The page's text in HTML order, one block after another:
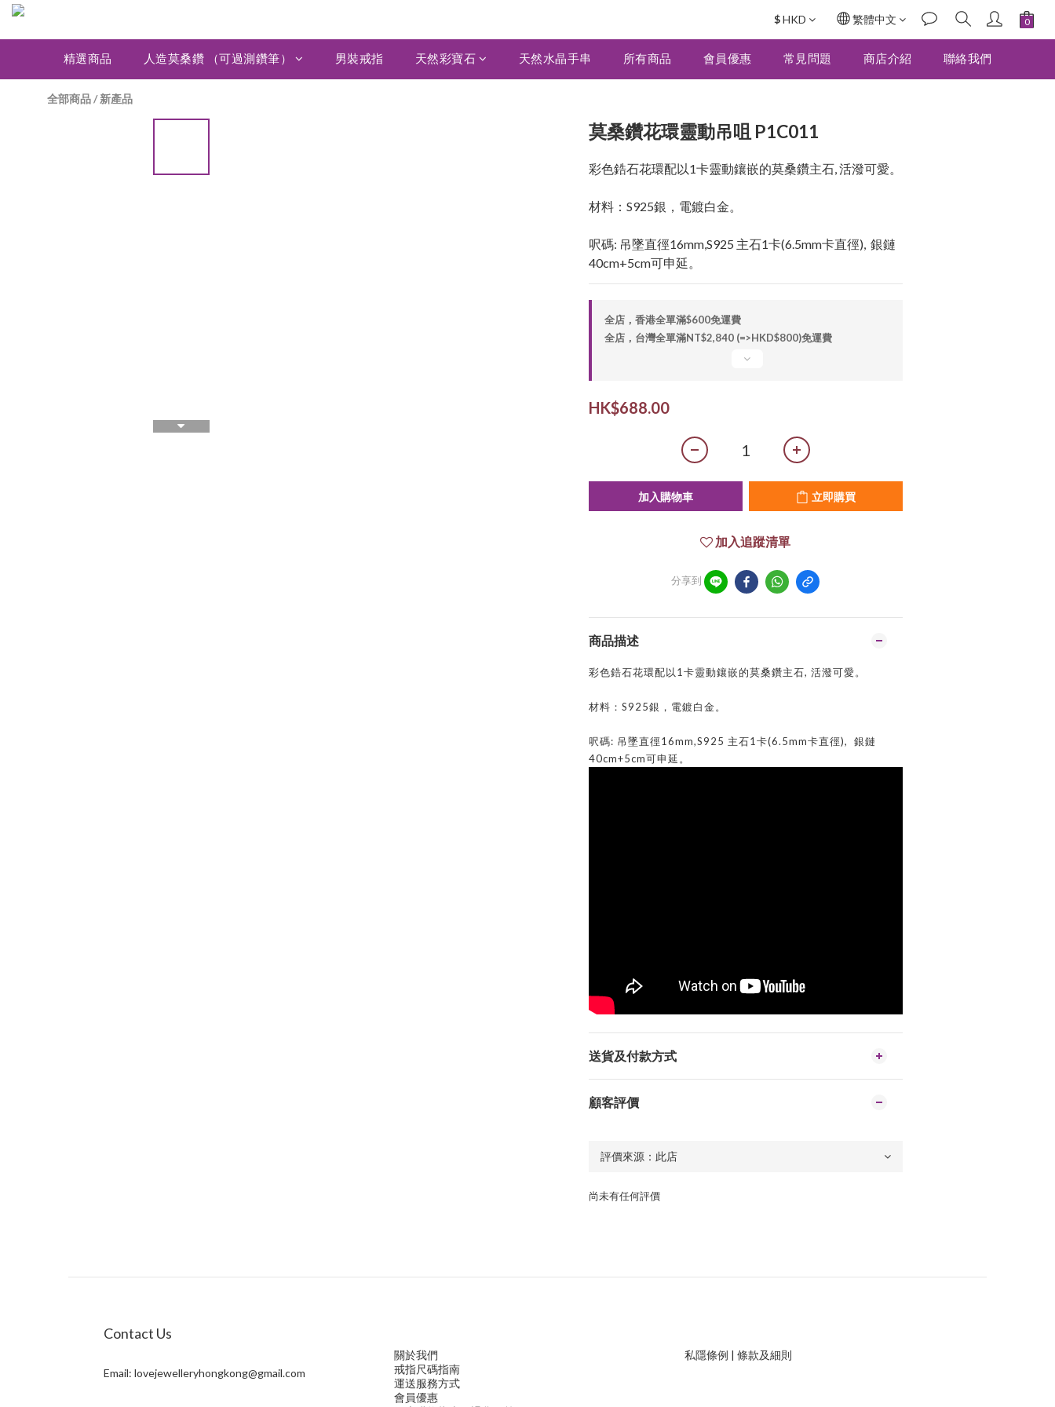
$HKD 繁體中文
精選商品 人造莫桑鑽 （可過測鑽筆） 男裝戒指 天然彩寶石 天然水晶手串 所有商品 會員優惠 常見問題 商店介紹 聯絡我們
全部商品/新產品
莫桑鑽花環靈動吊咀 P1C011
彩色鋯石花環配以1卡靈動鑲嵌的莫桑鑽主石, 活潑可愛。
材料：S925銀，電鍍白金。
呎碼: 吊墜直徑16mm,S925 主石1卡(6.5mm卡直徑),  銀鏈
40cm+5cm可申延。
全店，香港全單滿$600免運費
全店，台灣全單滿NT$2,840 (=>HKD$800)免運費
HK$688.00
加入購物車 立即購買
加入追蹤清單
分享到
商品描述
彩色鋯石花環配以1卡靈動鑲嵌的莫桑鑽主石, 活潑可愛。
材料：S925銀，電鍍白金。
呎碼: 吊墜直徑16mm,S925 主石1卡(6.5mm卡直徑), 銀鏈
40cm+5cm可申延。
送貨及付款方式
顧客評價
尚未有任何評價
立即購買
Contact Us
Email: lovejewelleryhongkong@gmail.com
關於我們
戒指尺碼指南
運送服務方式
會員優惠
私隱條例 | 條款及細則